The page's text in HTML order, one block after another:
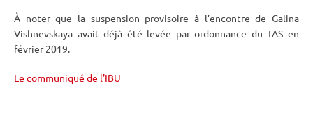
À noter que la suspension provisoire à l’encontre de Galina
Vishnevskaya avait déjà été levée par ordonnance du TAS en
février 2019.
Le communiqué de l’IBU